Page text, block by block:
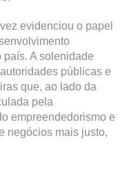
evidenciou o papel
A solenidade
públicas e
que, ao lado da
pela
empreendedorismo e
negócios mais justo,